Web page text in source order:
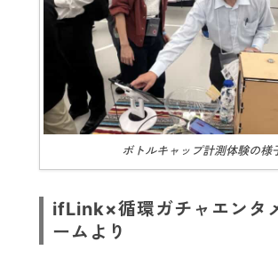
ボトルキャップ計測体験の様
ifLink×循環ガチャエンタ
ームより